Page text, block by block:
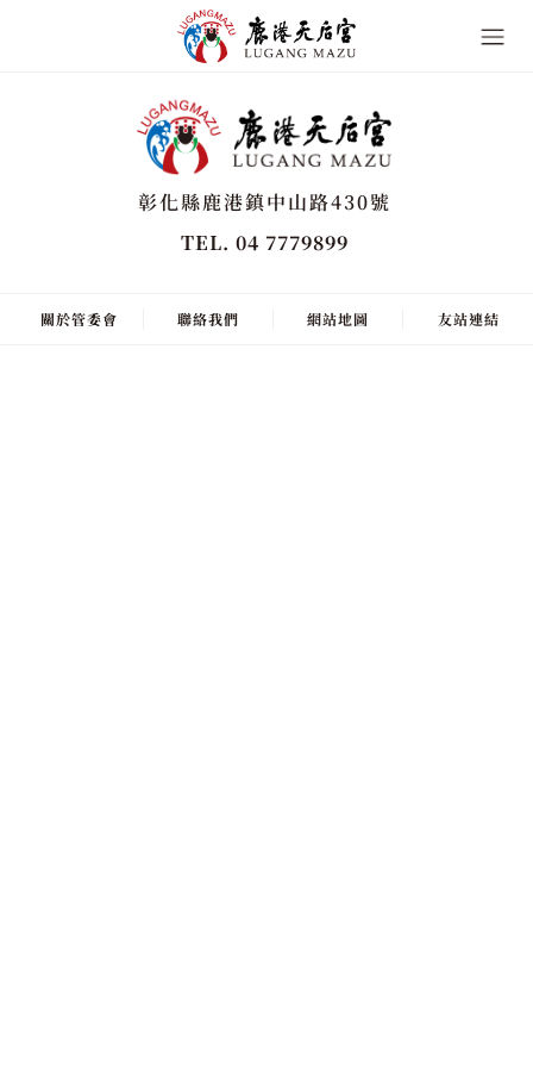
彰化縣鹿港鎮中山路430號
TEL. 04 7779899
關於管委會 聯絡我們 網站地圖 友站連結